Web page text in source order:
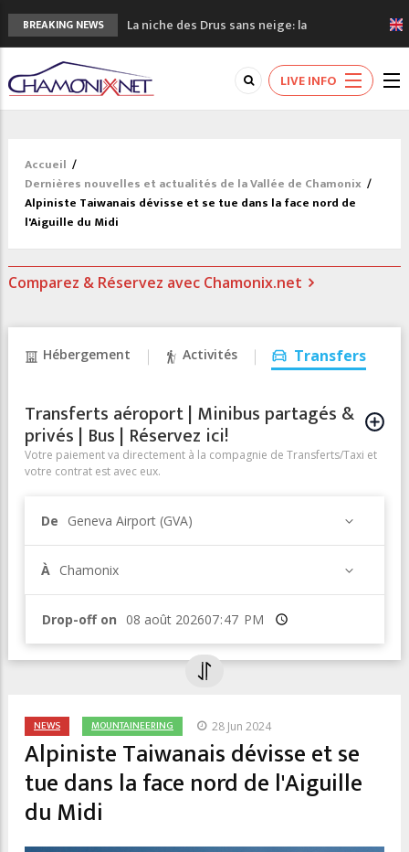
BREAKING NEWS
La niche des Drus sans neige: la
sécheresse en haute montagne
3 bonnes raisons pour visiter le nouveau
Musée du Mont-Blanc
Accidents en montagne: 3 personnes sont
à pied à Chamonix
3eme Chamonix Vallée Classics Festival
LIVE INFO
Accueil /
Dernières nouvelles et actualités de la Vallée de Chamonix /
Alpiniste Taiwanais dévisse et se tue dans la face nord de
l'Aiguille du Midi
Comparez & Réservez avec Chamonix.net
Hébergement Activités Transfers
Transferts aéroport | Minibus partagés &
privés | Bus | Réservez ici!
Votre paiement va directement à la compagnie de Transferts/Taxi et
votre contrat est avec eux.
De Geneva Airport (GVA)
À Chamonix
Drop-off on Heure
NEWS MOUNTAINEERING 28 Jun 2024
Alpiniste Taiwanais dévisse et se
tue dans la face nord de l'Aiguille
du Midi